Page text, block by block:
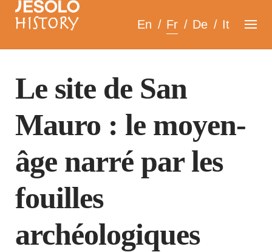
Skip
content
En Fr De It
Le site de San
Mauro : le moyen-
âge narré par les
fouilles
archéologiques